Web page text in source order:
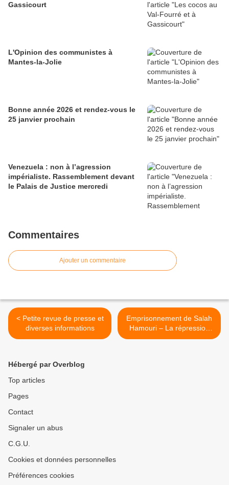
Gassicourt
L'Opinion des communistes à
Mantes-la-Jolie
Bonne année 2026 et rendez-vous le
25 janvier prochain
Venezuela : non à l’agression
impérialiste. Rassemblement devant
le Palais de Justice mercredi
Commentaires
Ajouter un commentaire
< Petite revue de presse et
diverses informations
Emprisonnement de Salah
Hamouri – La répression
israélienne se durcit >
Hébergé par Overblog
Top articles
Pages
Contact
Signaler un abus
C.G.U.
Cookies et données personnelles
Préférences cookies